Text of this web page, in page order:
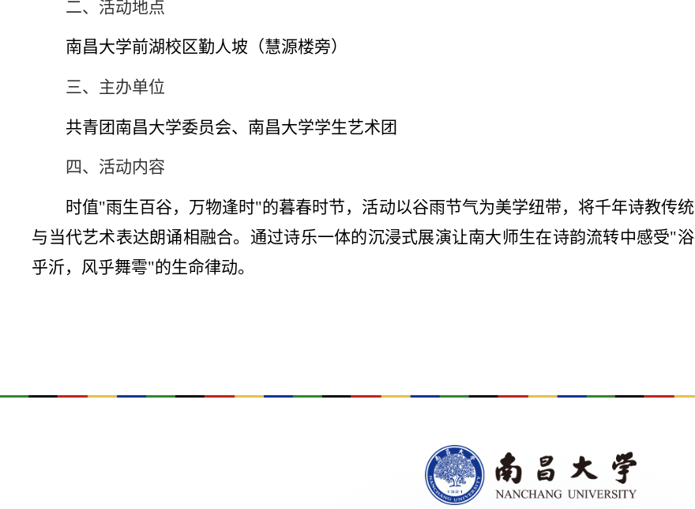
二、活动地点
南昌大学前湖校区勤人坡（慧源楼旁）
三、主办单位
共青团南昌大学委员会、南昌大学学生艺术团
四、活动内容
时值"雨生百谷，万物逢时"的暮春时节，活动以谷雨节气为美学纽带，将千年诗教传统
与当代艺术表达朗诵相融合。通过诗乐一体的沉浸式展演让南大师生在诗韵流转中感受"浴
乎沂，风乎舞雩"的生命律动。